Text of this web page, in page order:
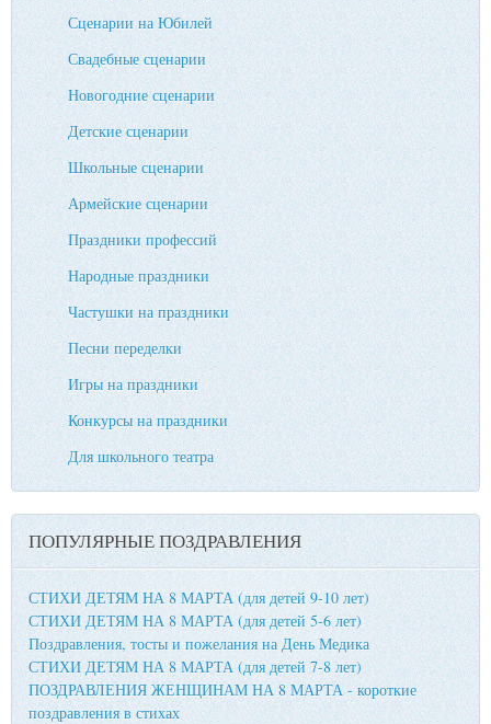
Сценарии на Юбилей
Свадебные сценарии
Новогодние сценарии
Детские сценарии
Школьные сценарии
Армейские сценарии
Праздники профессий
Народные праздники
Частушки на праздники
Песни переделки
Игры на праздники
Конкурсы на праздники
Для школьного театра
ПОПУЛЯРНЫЕ ПОЗДРАВЛЕНИЯ
СТИХИ ДЕТЯМ НА 8 МАРТА (для детей 9-10 лет)
СТИХИ ДЕТЯМ НА 8 МАРТА (для детей 5-6 лет)
Поздравления, тосты и пожелания на День Медика
СТИХИ ДЕТЯМ НА 8 МАРТА (для детей 7-8 лет)
ПОЗДРАВЛЕНИЯ ЖЕНЩИНАМ НА 8 МАРТА - короткие
поздравления в стихах